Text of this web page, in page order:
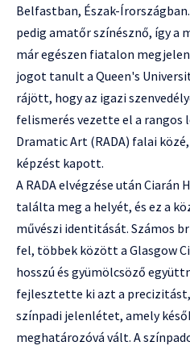
Belfastban, Észak-
pedig amatőr színésznő, így a
már egészen fiatalon
jogot tanult a Queen's
rájött, hogy az igazi
felismerés vezette el a rangos
Dramatic Art (RADA) falai
képzést kapott.
A RADA elvégzése után Ciarán
találta meg a helyét, és ez a
művészi identitását. Számos
fel, többek között a Glasgow
hosszú és gyümölcsöző
fejlesztette ki azt a
színpadi jelenlétet, amely
meghatározóvá vált. A